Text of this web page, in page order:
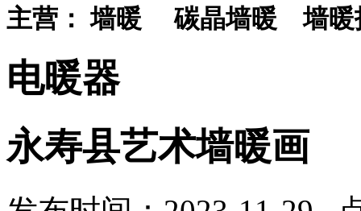
主营： 墙暖碳晶墙暖墙暖
电暖器
永寿县艺术墙暖画